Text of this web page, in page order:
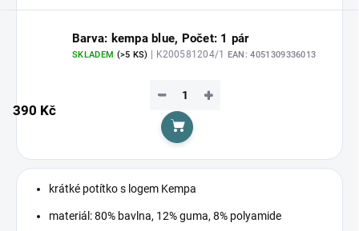
Barva: kempa blue, Počet: 1 pár
SKLADEM (>5 KS) | K200581204/1 EAN: 4051309336013
390 Kč
+
−
Do košíku
krátké potítko s logem Kempa
materiál: 80% bavlna, 12% guma, 8% polyamide